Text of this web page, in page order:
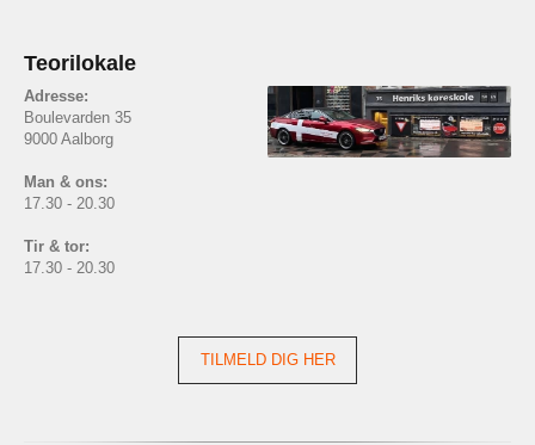
Teorilokale
Adresse:
Boulevarden 35
9000 Aalborg
Man & ons:
17.30 - 20.30
Tir & tor:
17.30 - 20.30
TILMELD DIG HER